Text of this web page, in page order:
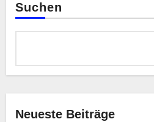
Suchen
Neueste Beiträge